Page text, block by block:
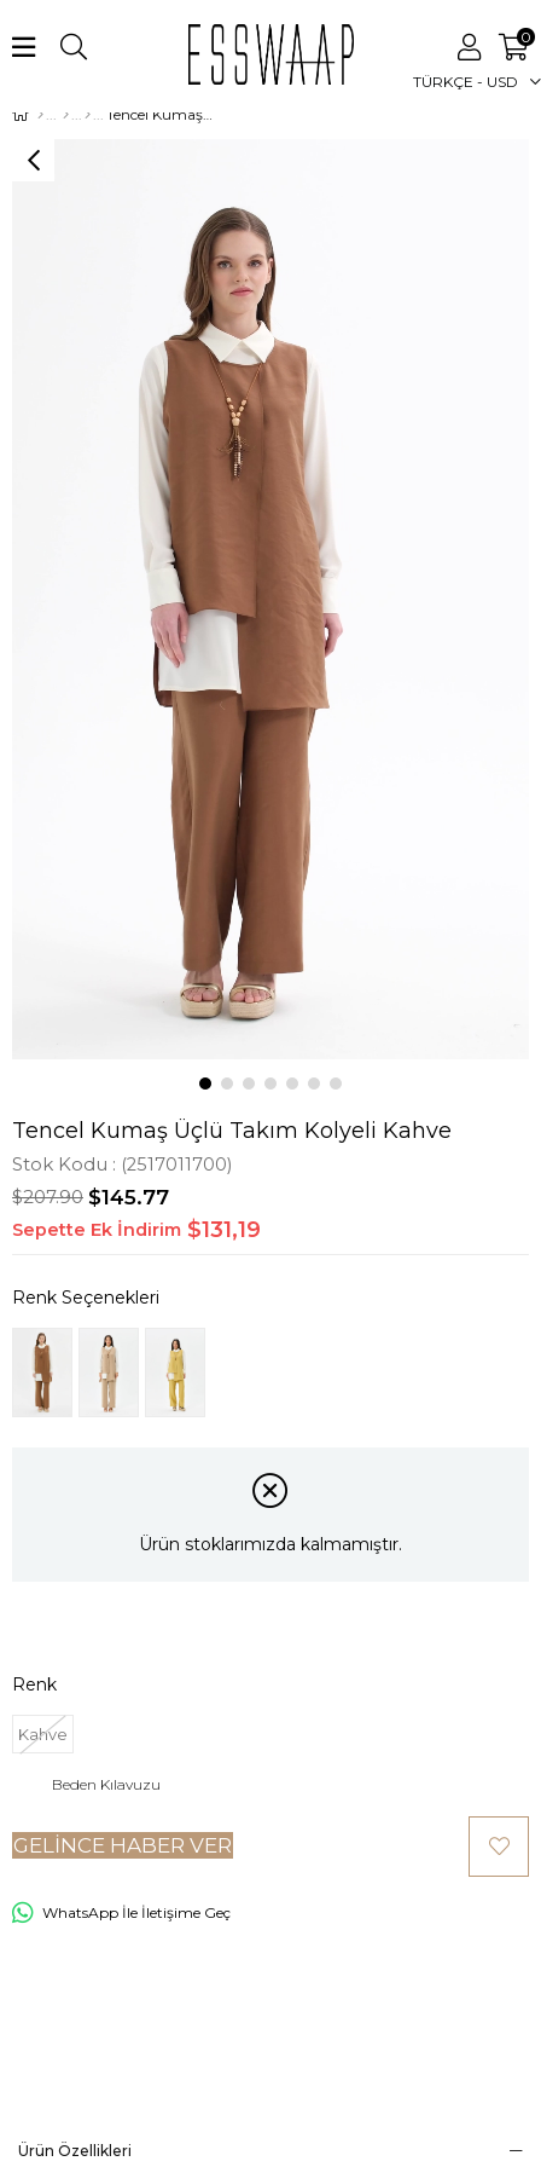
TÜRKÇE - USD
0
Tencel Kumaş Üçlü Takım Kolyeli Kahve
Tencel Kumaş Üçlü Takım Kolyeli Kahve
Stok Kodu (2517011700)
$207.90 $145.77
Sepette Ek İndirim $131,19
Ürün stoklarımızda kalmamıştır.
Renk
Kahve
Beden Kılavuzu
GELINCE HABER VER
WhatsApp İle İletişime Geç
Ürün Özellikleri